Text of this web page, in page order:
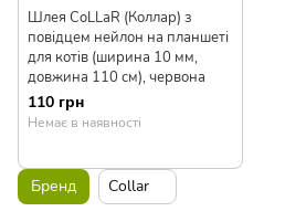
Шлея CoLLaR (Коллар) з
повідцем нейлон на планшеті
для котів (ширина 10 мм,
довжина 110 см), червона
110 грн
Немає в наявності
Бренд Collar